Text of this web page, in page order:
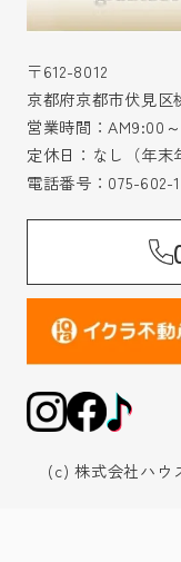
〒612-8012
京都府京都市伏見区
営業時間：AM9:00
定休日：なし（年末
電話番号： 075-602-
(c) 株式会社ハウ